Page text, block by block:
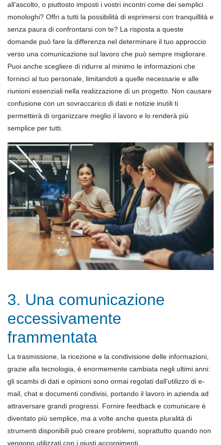
all’ascolto, o piuttosto imposti i vostri incontri come dei semplici
monologhi? Offri a tutti la possibilità di esprimersi con tranquillità e
senza paura di confrontarsi con te? La risposta a queste
domande può fare la differenza nel determinare il tuo approccio
verso una comunicazione sul lavoro che può sempre migliorare.
Puoi anche scegliere di ridurre al minimo le informazioni che
fornisci al tuo personale, limitandoti a quelle necessarie e alle
riunioni essenziali nella realizzazione di un progetto. Non causare
confusione con un sovraccarico di dati e notizie inutili ti
permetterà di organizzare meglio il lavoro e lo renderà più
semplice per tutti.
3. Una comunicazione
eccessivamente
frammentata
La trasmissione, la ricezione e la condivisione delle informazioni,
grazie alla tecnologia, è enormemente cambiata negli ultimi anni:
gli scambi di dati e opinioni sono ormai regolati dall’utilizzo di e-
mail, chat e documenti condivisi, portando il lavoro in azienda ad
attraversare grandi progressi. Fornire feedback e comunicare è
diventato più semplice, ma a volte anche questa pluralità di
strumenti disponibili può creare problemi, soprattutto quando non
vengono utilizzati con i giusti accorgimenti.